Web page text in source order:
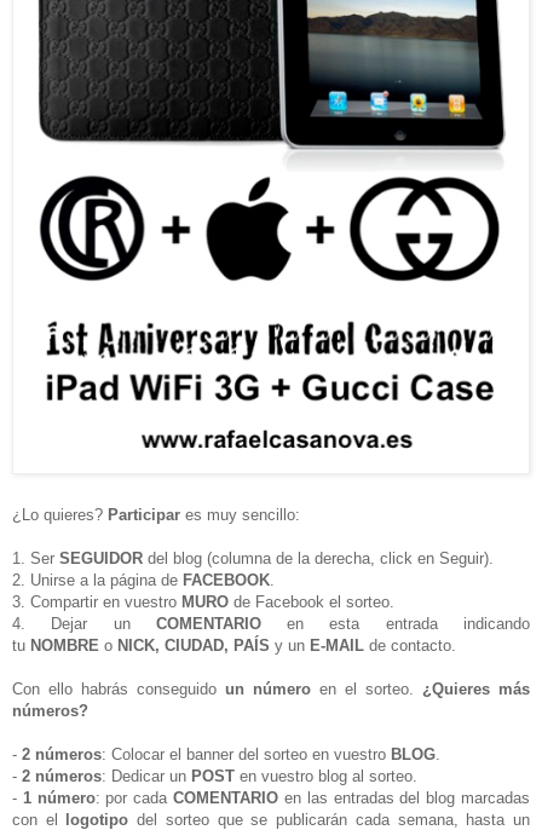
¿Lo quieres? Participar es muy sencillo:
1. Ser SEGUIDOR del blog (columna de la derecha, click en Seguir).
2. Unirse a la página de FACEBOOK
3. Compartir en vuestro MURO de Facebook el sorteo.
4. Dejar un COMENTARIOen esta entrada indicando
tu NOMBRE o NICK, CIUDAD, PAÍS y un E-MAIL de contacto.
Con ello habrás conseguido un número en el sorteo. ¿Quieres más
números?
- 2 números: Colocar el banner del sorteo en vuestro BLOG
- 2 números: Dedicar un POST en vuestro blog al sorteo
- 1 número: por cadaCOMENTARIO en las entradas del blog marcadas
con el logotipo del sorteo que se publicarán cada semana, hasta un